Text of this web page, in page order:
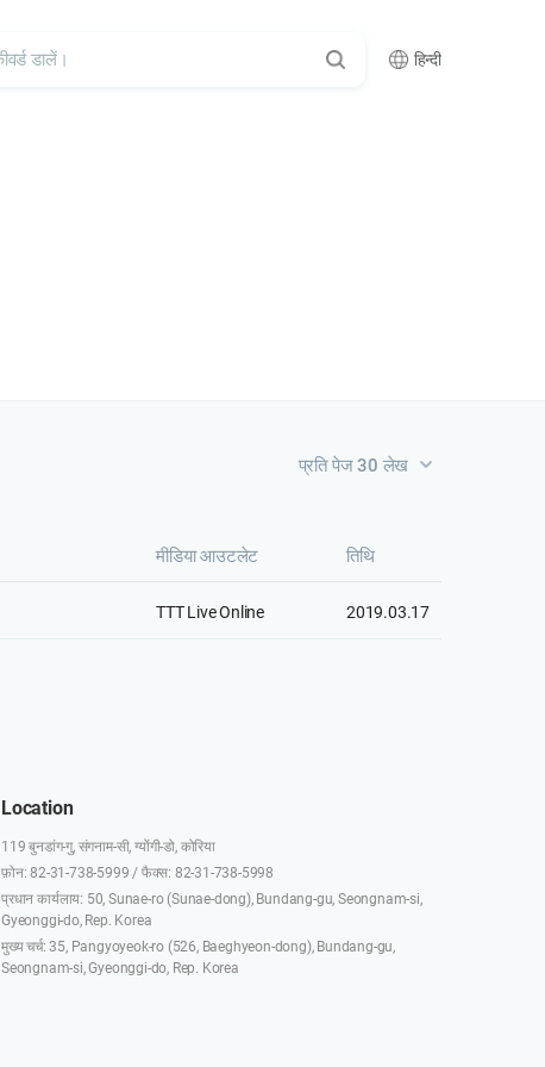
हिन्दी
प्रति पेज 30 लेख
मीडिया आउटलेट तिथि
TTT Live Online 2019.03.17
Location
119 बुनडांग-गु, संगनाम-सी, ग्योंगी-डो, कोरिया
फ़ोन: 82-31-738-5999 / फैक्स: 82-31-738-5998
प्रधान कार्यलाय: 50, Sunae-ro (Sunae-dong), Bundang-gu, Seongnam-si,
Gyeonggi-do, Rep. Korea
मुख्य चर्च: 35, Pangyoyeok-ro (526, Baeghyeon-dong), Bundang-gu,
Seongnam-si, Gyeonggi-do, Rep. Korea